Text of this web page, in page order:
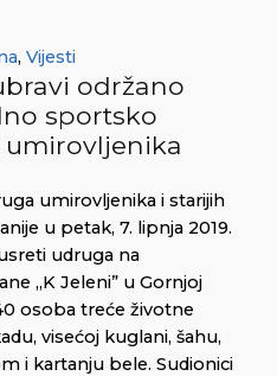
, Vijesti
održano
sportsko
umirovljenika i starijih
u petak, 7. lipnja 2019.
udruga na
„K Jeleni” u Gornjoj
osoba treće životne
visećoj kuglani, šahu,
i kartanju bele. Sudionici